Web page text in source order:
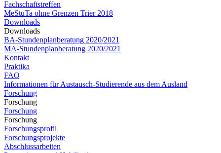
Fachschaftstreffen
MeStuTa ohne Grenzen Trier 2018
Downloads
Downloads
BA-Stundenplanberatung 2020/2021
MA-Stundenplanberatung 2020/2021​​​​​​
Kontakt
Praktika
FAQ
Informationen für Austausch-Studierende aus dem Ausland
Forschung
Forschung
Forschung
Forschung
Forschungsprofil
Forschungsprojekte
Abschlussarbeiten